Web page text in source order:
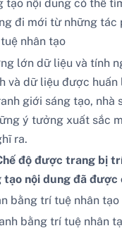
tạo nội dung có thể
đi mới từ những tác
nhân tạo
lớn dữ liệu và tính
và dữ liệu được
giới sáng tạo, nhà
ý tưởng xuất sắc
ra.
độ được trang bị
tạo nội dung đã được
bằng trí tuệ nhân tạo
bằng trí tuệ nhân